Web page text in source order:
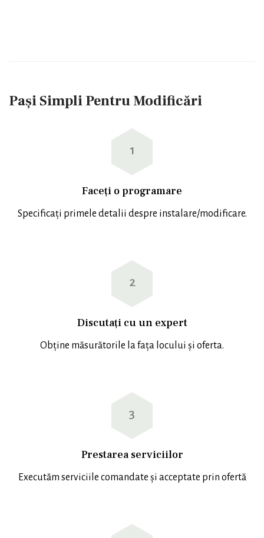
Pași Simpli Pentru Modificări
1
Faceți o programare
Specificați primele detalii despre instalare/modificare.
2
Discutați cu un expert
Obține măsurătorile la fața locului și oferta.
3
Prestarea serviciilor
Executăm serviciile comandate și acceptate prin ofertă